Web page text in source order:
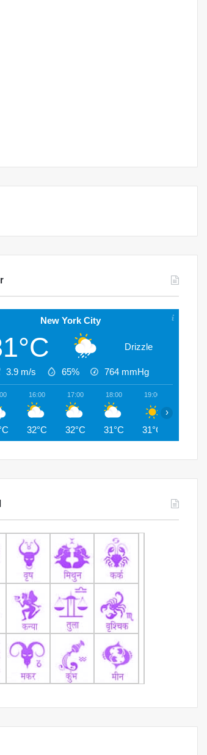
New York City
Drizzle
3.9 m/s 65% 764 mmHg
16:00
32°C
17:00
32°C
18:00
31°C
19:00
31°C
›